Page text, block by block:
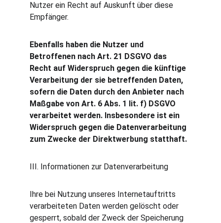
Nutzer ein Recht auf Auskunft über diese
Empfänger.
Ebenfalls haben die Nutzer und
Betroffenen nach Art. 21 DSGVO das
Recht auf Widerspruch gegen die künftige
Verarbeitung der sie betreffenden Daten,
sofern die Daten durch den Anbieter nach
Maßgabe von Art. 6 Abs. 1 lit. f) DSGVO
verarbeitet werden. Insbesondere ist ein
Widerspruch gegen die Datenverarbeitung
zum Zwecke der Direktwerbung statthaft.
III. Informationen zur Datenverarbeitung
Ihre bei Nutzung unseres Internetauftritts
verarbeiteten Daten werden gelöscht oder
gesperrt, sobald der Zweck der Speicherung